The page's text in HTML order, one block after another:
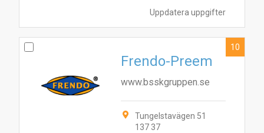
Uppdatera uppgifter
Frendo-Preem
www.bsskgruppen.se
Tungelstavägen 51
137 37
10